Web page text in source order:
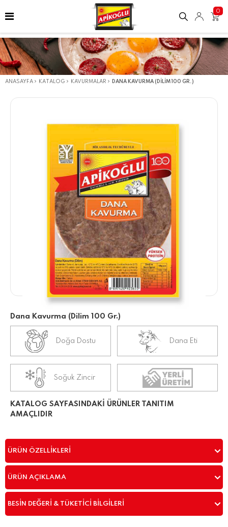
0
ANASAYFA KATALOG KAVURMALAR DANA KAVURMA (DILIM 100 GR.)
Dana Kavurma (Dilim 100 Gr.)
Doğa Dostu Dana Eti
Soğuk Zincir
KATALOG SAYFASINDAKİ ÜRÜNLER TANITIM
AMAÇLIDIR
ÜRÜN ÖZELLIKLERI
ÜRÜN AÇIKLAMA
BESIN DEĞERI & TÜKETICI BILGILERI